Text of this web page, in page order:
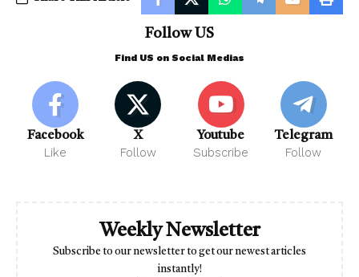
Follow US
Find US on Social Medias
Facebook
Like
X
Follow
Youtube
Subscribe
Telegram
Follow
Weekly Newsletter
Subscribe to our newsletter to get our newest articles
instantly!